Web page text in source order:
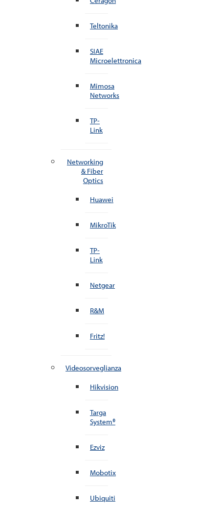
Teltonika
SIAE
Microelettronica
Mimosa
Networks
TP-
Link
Networking
& Fiber
Optics
Huawei
MikroTik
TP-
Link
Netgear
R&M
Fritz!
Videosorveglianza
Hikvision
Targa
System®
Ezviz
Mobotix
Ubiquiti